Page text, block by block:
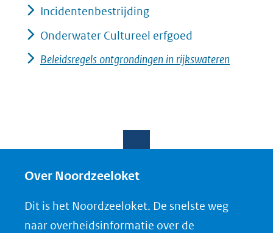
Incidentenbestrijding
Onderwater Cultureel erfgoed
Beleidsregels ontgrondingen in rijkswateren
Over Noordzeeloket
Dit is het Noordzeeloket. De snelste weg
naar overheidsinformatie over de